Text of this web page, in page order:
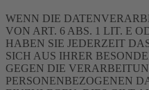
WENN DIE
VON ART. 6 ABS. 1 LIT. E
HABEN SIE JEDERZEIT
SICH AUS IHRER
GEGEN DIE
PERSONENBEZOGENEN